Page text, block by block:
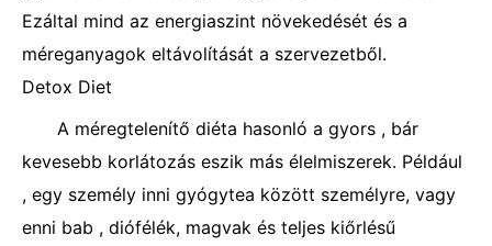
Ezáltal mind az energiaszint növekedését és a
méreganyagok eltávolítását a szervezetből.
Detox Diet
A méregtelenítő diéta hasonló a gyors , bár
kevesebb korlátozás eszik más élelmiszerek. Például
, egy személy inni gyógytea között személyre, vagy
enni bab , diófélék, magvak és teljes kiőrlésű